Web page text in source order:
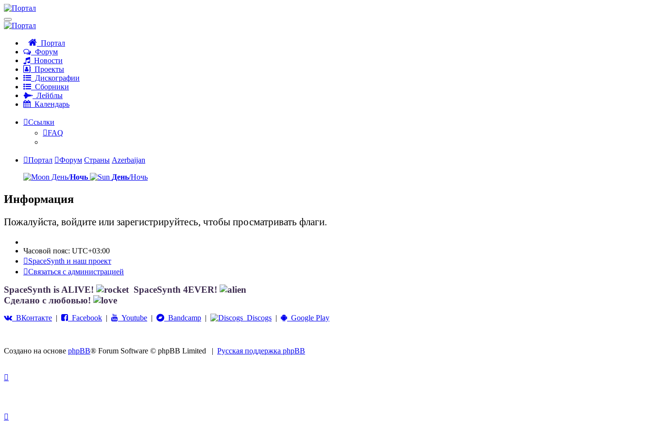
Портал
Форум
Новости
Проекты
Дискографии
Сборники
Лейблы
Календарь
Ссылки
FAQ
Портал Форум Страны Azerbaijan
День/Ночь День/Ночь
Информация
Пожалуйста, войдите или зарегистрируйтесь, чтобы просматривать флаги.
Часовой пояс: UTC+03:00
SpaceSynth и наш проект
Связаться с администрацией
SpaceSynth is ALIVE!
SpaceSynth 4EVER!
Сделано с любовью!
ВКонтакте | Facebook | Youtube | Bandcamp | Discogs | Google Play
Создано на основе phpBB® Forum Software © phpBB Limited | Русская поддержка phpBB